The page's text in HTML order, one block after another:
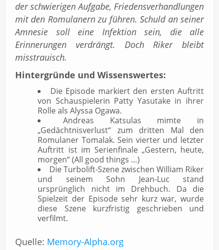
der schwierigen Aufgabe, Friedensverhandlungen
mit den Romulanern zu führen. Schuld an seiner
Amnesie soll eine Infektion sein, die alle
Erinnerungen verdrängt. Doch Riker bleibt
misstrauisch.
Hintergründe und Wissenswertes:
Die Episode markiert den ersten Auftritt
von Schauspielerin Patty Yasutake in ihrer
Rolle als Alyssa Ogawa.
Andreas Katsulas mimte in
„Gedächtnisverlust“ zum dritten Mal den
Romulaner Tomalak. Sein vierter und letzter
Auftritt ist im Serienfinale „Gestern, heute,
morgen“ (All good things …)
Die Turbolift-Szene zwischen William Riker
und seinem Sohn Jean-Luc stand
ursprünglich nicht im Drehbuch. Da die
Spielzeit der Episode sehr kurz war, wurde
diese Szene kurzfristig geschrieben und
verfilmt.
Quelle: Memory-Alpha.org